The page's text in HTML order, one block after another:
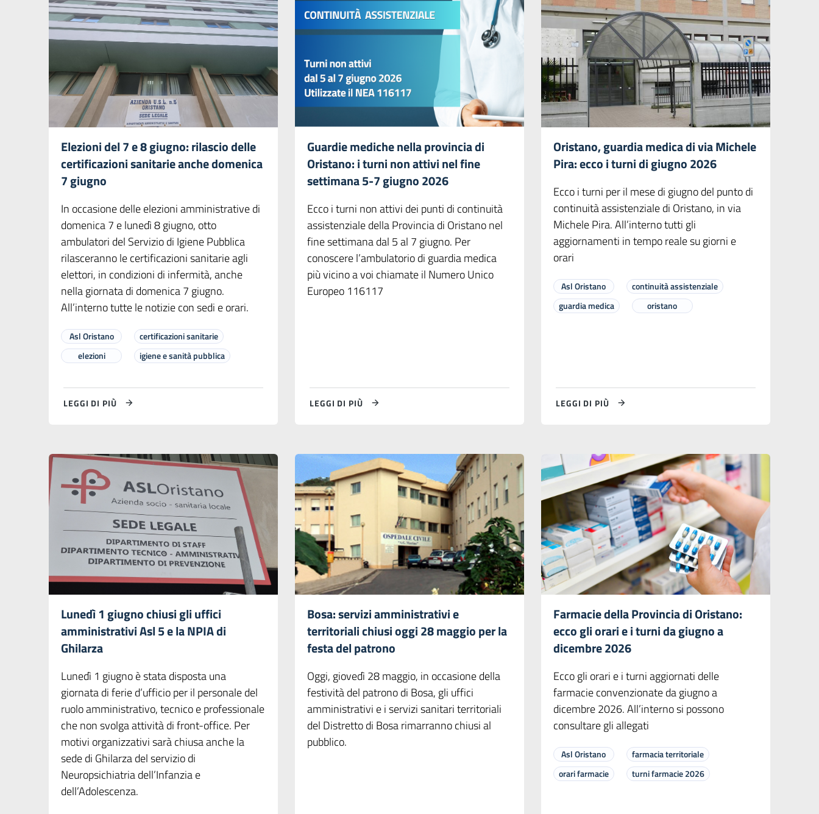
Elezioni del 7 e 8 giugno: rilascio delle
certificazioni sanitarie anche domenica
7 giugno
In occasione delle elezioni amministrative di
domenica 7 e lunedì 8 giugno, otto
ambulatori del Servizio di Igiene Pubblica
rilasceranno le certificazioni sanitarie agli
elettori, in condizioni di infermità, anche
nella giornata di domenica 7 giugno.
All’interno tutte le notizie con sedi e orari.
Asl Oristano
certificazioni sanitarie
elezioni
igiene e sanità pubblica
LEGGI DI PIÙ
Guardie mediche nella provincia di
Oristano: i turni non attivi nel fine
settimana 5-7 giugno 2026
Ecco i turni non attivi dei punti di continuità
assistenziale della Provincia di Oristano nel
fine settimana dal 5 al 7 giugno. Per
conoscere l’ambulatorio di guardia medica
più vicino a voi chiamate il Numero Unico
Europeo 116117
LEGGI DI PIÙ
Oristano, guardia medica di via Michele
Pira: ecco i turni di giugno 2026
Ecco i turni per il mese di giugno del punto di
continuità assistenziale di Oristano, in via
Michele Pira. All’interno tutti gli
aggiornamenti in tempo reale su giorni e
orari
Asl Oristano
continuità assistenziale
guardia medica
oristano
LEGGI DI PIÙ
Lunedì 1 giugno chiusi gli uffici
amministrativi Asl 5 e la NPIA di
Ghilarza
Lunedì 1 giugno è stata disposta una
giornata di ferie d’ufficio per il personale del
ruolo amministrativo, tecnico e professionale
che non svolga attività di front-office. Per
motivi organizzativi sarà chiusa anche la
sede di Ghilarza del servizio di
Neuropsichiatria dell’Infanzia e
dell’Adolescenza.
Bosa: servizi amministrativi e
territoriali chiusi oggi 28 maggio per la
festa del patrono
Oggi, giovedì 28 maggio, in occasione della
festività del patrono di Bosa, gli uffici
amministrativi e i servizi sanitari territoriali
del Distretto di Bosa rimarranno chiusi al
pubblico.
Farmacie della Provincia di Oristano:
ecco gli orari e i turni da giugno a
dicembre 2026
Ecco gli orari e i turni aggiornati delle
farmacie convenzionate da giugno a
dicembre 2026. All’interno si possono
consultare gli allegati
Asl Oristano
farmacia territoriale
orari farmacie
turni farmacie 2026